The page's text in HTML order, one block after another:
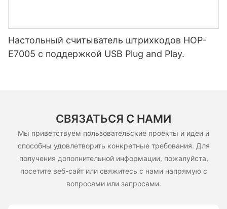
Настольный считыватель штрихкодов HOP-
E7005 с поддержкой USB Plug and Play.
СВЯЗАТЬСЯ С НАМИ
Мы приветствуем пользовательские проекты и идеи и
способны удовлетворить конкретные требования. Для
получения дополнительной информации, пожалуйста,
посетите веб-сайт или свяжитесь с нами напрямую с
вопросами или запросами.